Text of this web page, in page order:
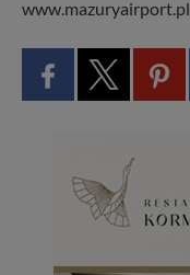
www.mazuryairport.pl